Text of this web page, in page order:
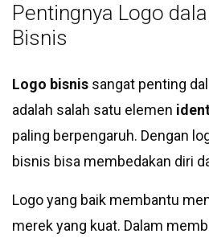
Pentingnya Logo
Bisnis
Logo bisnis sangat penting
adalah salah satu elemen
paling berpengaruh. Dengan
bisnis bisa membedakan diri
Logo yang baik membantu
merek yang kuat. Dalam